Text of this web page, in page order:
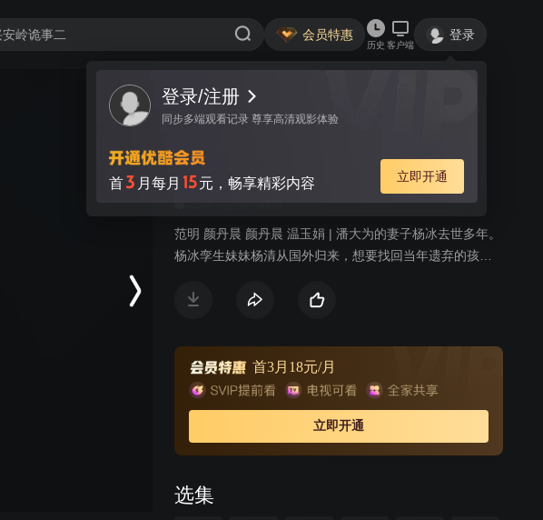
会员特惠
历史 客户端
登录
登录/注册
同步多端观看记录 尊享高清观影体验
首3 月每月 15元，畅享精彩内容 立即开通
视频 讨论
最美的安排
剧情
范明 颜丹晨 颜丹晨 温玉娟 | 潘大为的妻子杨冰去世多年。
杨冰孪生妹妹杨清从国外归来，想要找回当年遗弃的孩
清告诉孩子真相，杨清便以二姨的身份跟潘朵啦建立了深
跟潘大为结婚，遭到潘朵啦和家人反对。杨清失落，准备
离开。潘大为让女儿看了杨清为潘朵啦准备的一切，潘朵
啦体会到母爱，母女相认。岳母张翠兰记恨杨清当年抛家
弃子，不认杨清。潘大为让杨清装扮成杨冰的模样，向张
翠兰认错悔过，张翠兰原谅杨清。杨清对潘大为好感倍
杨清和潘朵啦，杨清摇摆不定，潘大为揭穿温一虎的阴
首3月18元/月
立即开通
选集